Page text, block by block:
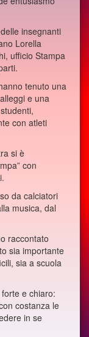
insegnanti
Lorella
ufficio Stampa
tenuto una
e una
con atleti
si è
con
da calciatori
musica, dal
raccontato
sia importante
sia a scuola
e chiaro:
costanza le
in se